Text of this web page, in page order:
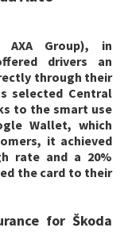
Group), in
drivers an
through their
selected Central
to the smart use
Wallet, which
it achieved
rate and a 20%
the card to their
for Škoda